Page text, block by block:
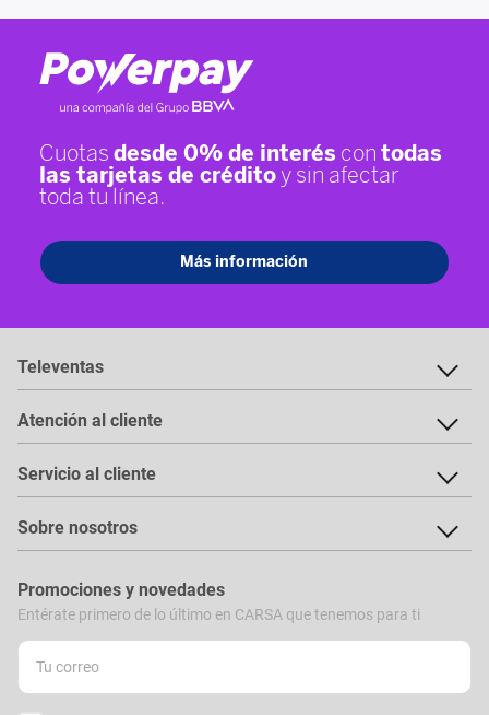
Televentas
Atención al cliente
Servicio al cliente
Sobre nosotros
Promociones y novedades
Entérate primero de lo último en CARSA que tenemos para ti